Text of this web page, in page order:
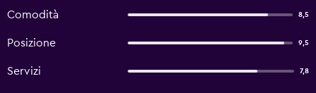
Comodità 8,5
Posizione 9,5
Servizi 7,8